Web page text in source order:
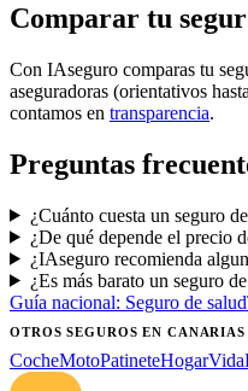
Comparar tu
Con IAseguro comparas tu
aseguradoras (orientativos
contamos en transparencia.
Preguntas
¿Cuánto cuesta un seguro
¿De qué depende el precio
¿IAseguro recomienda
¿Es más barato un seguro
Guía nacional: Seguro de salud
OTROS SEGUROSEN CANARIAS
CocheMotoPatineteHogarVida